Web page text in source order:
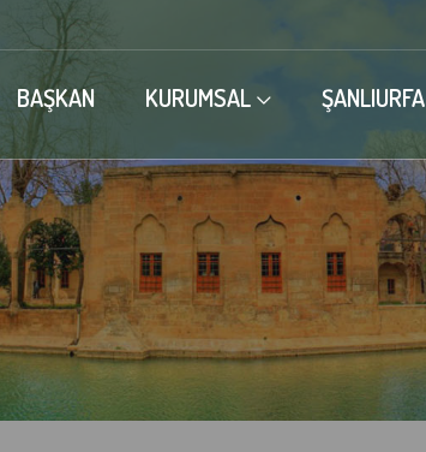
BAŞKAN KURUMSAL ŞANLIURFA